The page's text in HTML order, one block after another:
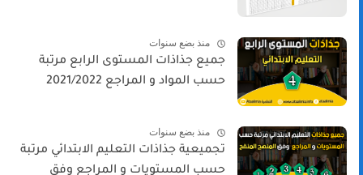
منذ بضع سنوات
جميع جذاذات المستوى الرابع مرتبة
حسب المواد و المراجع 2021/2022
منذ بضع سنوات
تجميعية جذاذات التعليم الابتدائي مرتبة
حسب المستويات و المراجع وفق